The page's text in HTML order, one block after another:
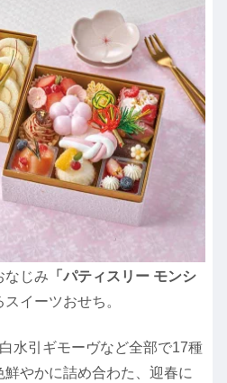
なじみ 「パティスリー モンシ
イーツおせち。
水引ギモーヴなど全部で17種
やかに詰め合わた、迎春に